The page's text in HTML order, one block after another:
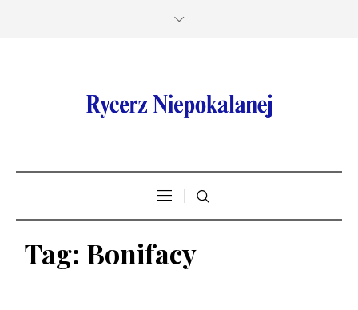
Tag: Bonifacy